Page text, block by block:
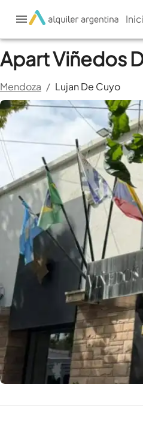
Apart Viñedos
Mendoza / Lujan De Cuyo